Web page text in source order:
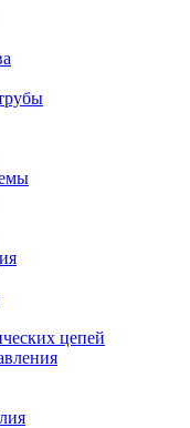
цепей